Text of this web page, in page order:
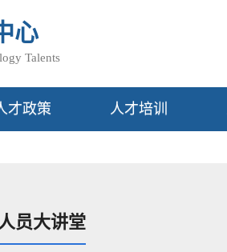
心
Talents
才政策 人才培训
员大讲堂